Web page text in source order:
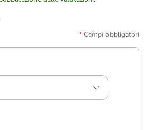
Campi obbligatori